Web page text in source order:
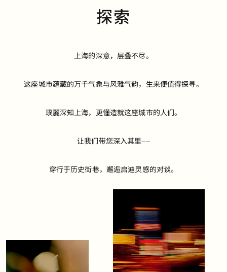
探索
上海的深意，层叠不尽。
这座城市蕴藏的万千气象与风雅气韵， 生来便值得探寻。
璞麗深知上海，更懂造就这座城市的人们。
让我们带您深入其里——
穿行于历史街巷，邂逅启迪灵感的对谈。